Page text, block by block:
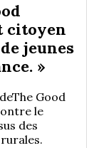
citoyen
jeunes
»
Good
le
des